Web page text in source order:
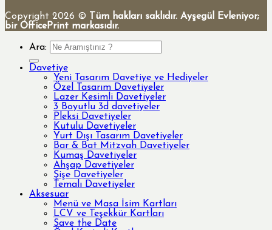
Copyright 2026 © Tüm hakları saklıdır. Ayşegül Evleniyor;
bir OfficePrint markasıdır.
Ara:
Davetiye
Yeni Tasarım Davetiye ve Hediyeler
Özel Tasarım Davetiyeler
Lazer Kesimli Davetiyeler
3 Boyutlu 3d davetiyeler
Pleksi Davetiyeler
Kutulu Davetiyeler
Yurt Dışı Tasarım Davetiyeler
Bar & Bat Mitzvah Davetiyeler
Kumaş Davetiyeler
Ahşap Davetiyeler
Şişe Davetiyeler
Temalı Davetiyeler
Aksesuar
Menü ve Masa İsim Kartları
LCV ve Teşekkür Kartları
Save the Date